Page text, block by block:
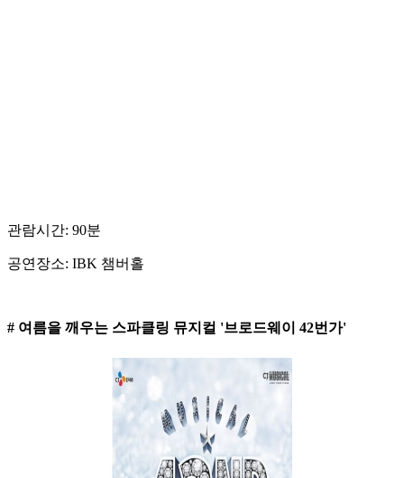
관람시간: 90분
공연장소: IBK 챔버홀
# 여름을 깨우는 스파클링 뮤지컬 '브로드웨이 42번가'